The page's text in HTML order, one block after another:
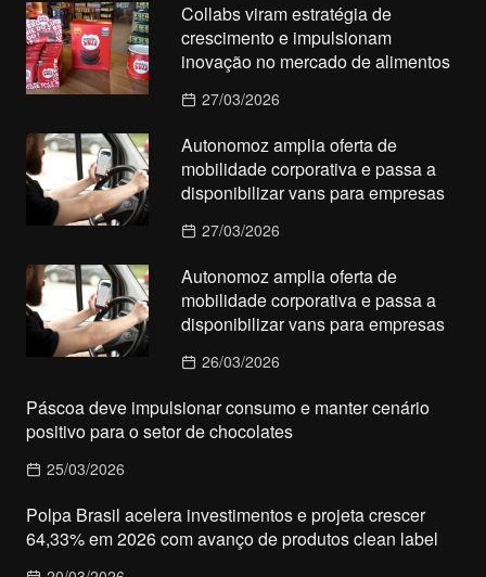
Collabs viram estratégia de
crescimento e impulsionam
inovação no mercado de alimentos
27/03/2026
Autonomoz amplia oferta de
mobilidade corporativa e passa a
disponibilizar vans para empresas
27/03/2026
Autonomoz amplia oferta de
mobilidade corporativa e passa a
disponibilizar vans para empresas
26/03/2026
Páscoa deve impulsionar consumo e manter cenário
positivo para o setor de chocolates
25/03/2026
Polpa Brasil acelera investimentos e projeta crescer
64,33% em 2026 com avanço de produtos clean label